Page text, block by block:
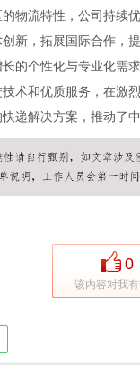
物流特性，公司持续
新，拓展国际合作，
的个性化与专业化需
术和优质服务，在激
递解决方案，推动了
0
该内容对我